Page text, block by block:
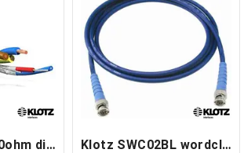
Klotz hybrid 110ohm dig+power med Klotz SWC02BL wordclock kabel 2 m